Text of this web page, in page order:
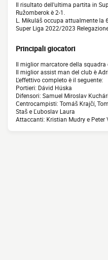
Il risultato dell'ultima partita in
Ružomberok è 2-1.
L. Mikuláš occupa attualmente la
Super Liga 2022/2023
Principali giocatori
Il miglior marcatore della squadra
Il miglior assist man del club è
L'effettivo completo è il seguente:
Portieri: Dávid Húska
Difensori: Samuel Miroslav
Centrocampisti: Tomáš Krajčí,
Staš e Ľuboslav Laura
Attaccanti: Kristian Mudry e Peter